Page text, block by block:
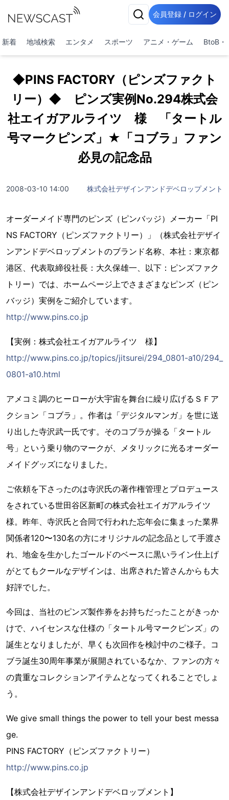
会員登録 / ログイン
新着 地域検索 エンタメ スポーツ アニメ・ゲーム BtoB・
◆PINS FACTORY（ピンズファクト
リー）◆ ピンズ実例No.294株式会
社エイガアルライツ 様 「タートル
号マークピンズ」★「コブラ」ファン
必見の記念品
2008-03-10 14:00 株式会社デザインアンドデベロップメント
オーダーメイド専門のピンズ（ピンバッジ）メーカー「PI
NS FACTORY（ピンズファクトリー）」（株式会社デザイ
ンアンドデベロップメントのブランド名称、本社：東京都
港区、代表取締役社長：大久保雄一、以下：ピンズファク
トリー）では、ホームページ上でさまざまなピンズ（ピン
バッジ）実例をご紹介しています。
http://www.pins.co.jp
【実例：株式会社エイガアルライツ 様】
http://www.pins.co.jp/topics/jitsurei/294_0801-a10/294_
0801-a10.html
アメコミ調のヒーローが大宇宙を舞台に繰り広げるＳＦア
クション「コブラ」。作者は「デジタルマンガ」を世に送
り出した寺沢武一氏です。そのコブラが操る「タートル
号」という乗り物のマークが、メタリックに光るオーダー
メイドグッズになりました。
ご依頼を下さったのは寺沢氏の著作権管理とプロデュース
をされている世田谷区新町の株式会社エイガアルライツ
様。昨年、寺沢氏と合同で行われた忘年会に集まった業界
関係者120〜130名の方にオリジナルの記念品として手渡さ
れ、地金を生かしたゴールドのベースに黒いライン仕上げ
がとてもクールなデザインは、出席された皆さんからも大
好評でした。
今回は、当社のピンズ製作券をお持ちだったことがきっか
けで、ハイセンスな仕様の「タートル号マークピンズ」の
誕生となりましたが、早くも次回作を検討中のご様子。コ
ブラ誕生30周年事業が展開されているなか、ファンの方々
の貴重なコレクションアイテムとなってくれることでしょ
う。
We give small things the power to tell your best messa
ge.
PINS FACTORY（ピンズファクトリー）
http://www.pins.co.jp
【株式会社デザインアンドデベロップメント】